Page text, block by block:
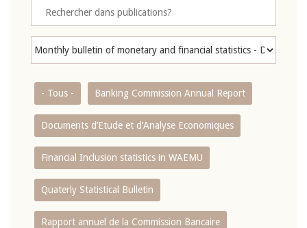
- Tous - Banking Commission Annual Report
Documents d’Etude et d’Analyse Economiques
Financial Inclusion statistics in WAEMU
Quaterly Statistical Bulletin
Rapport annuel de la Commission Bancaire